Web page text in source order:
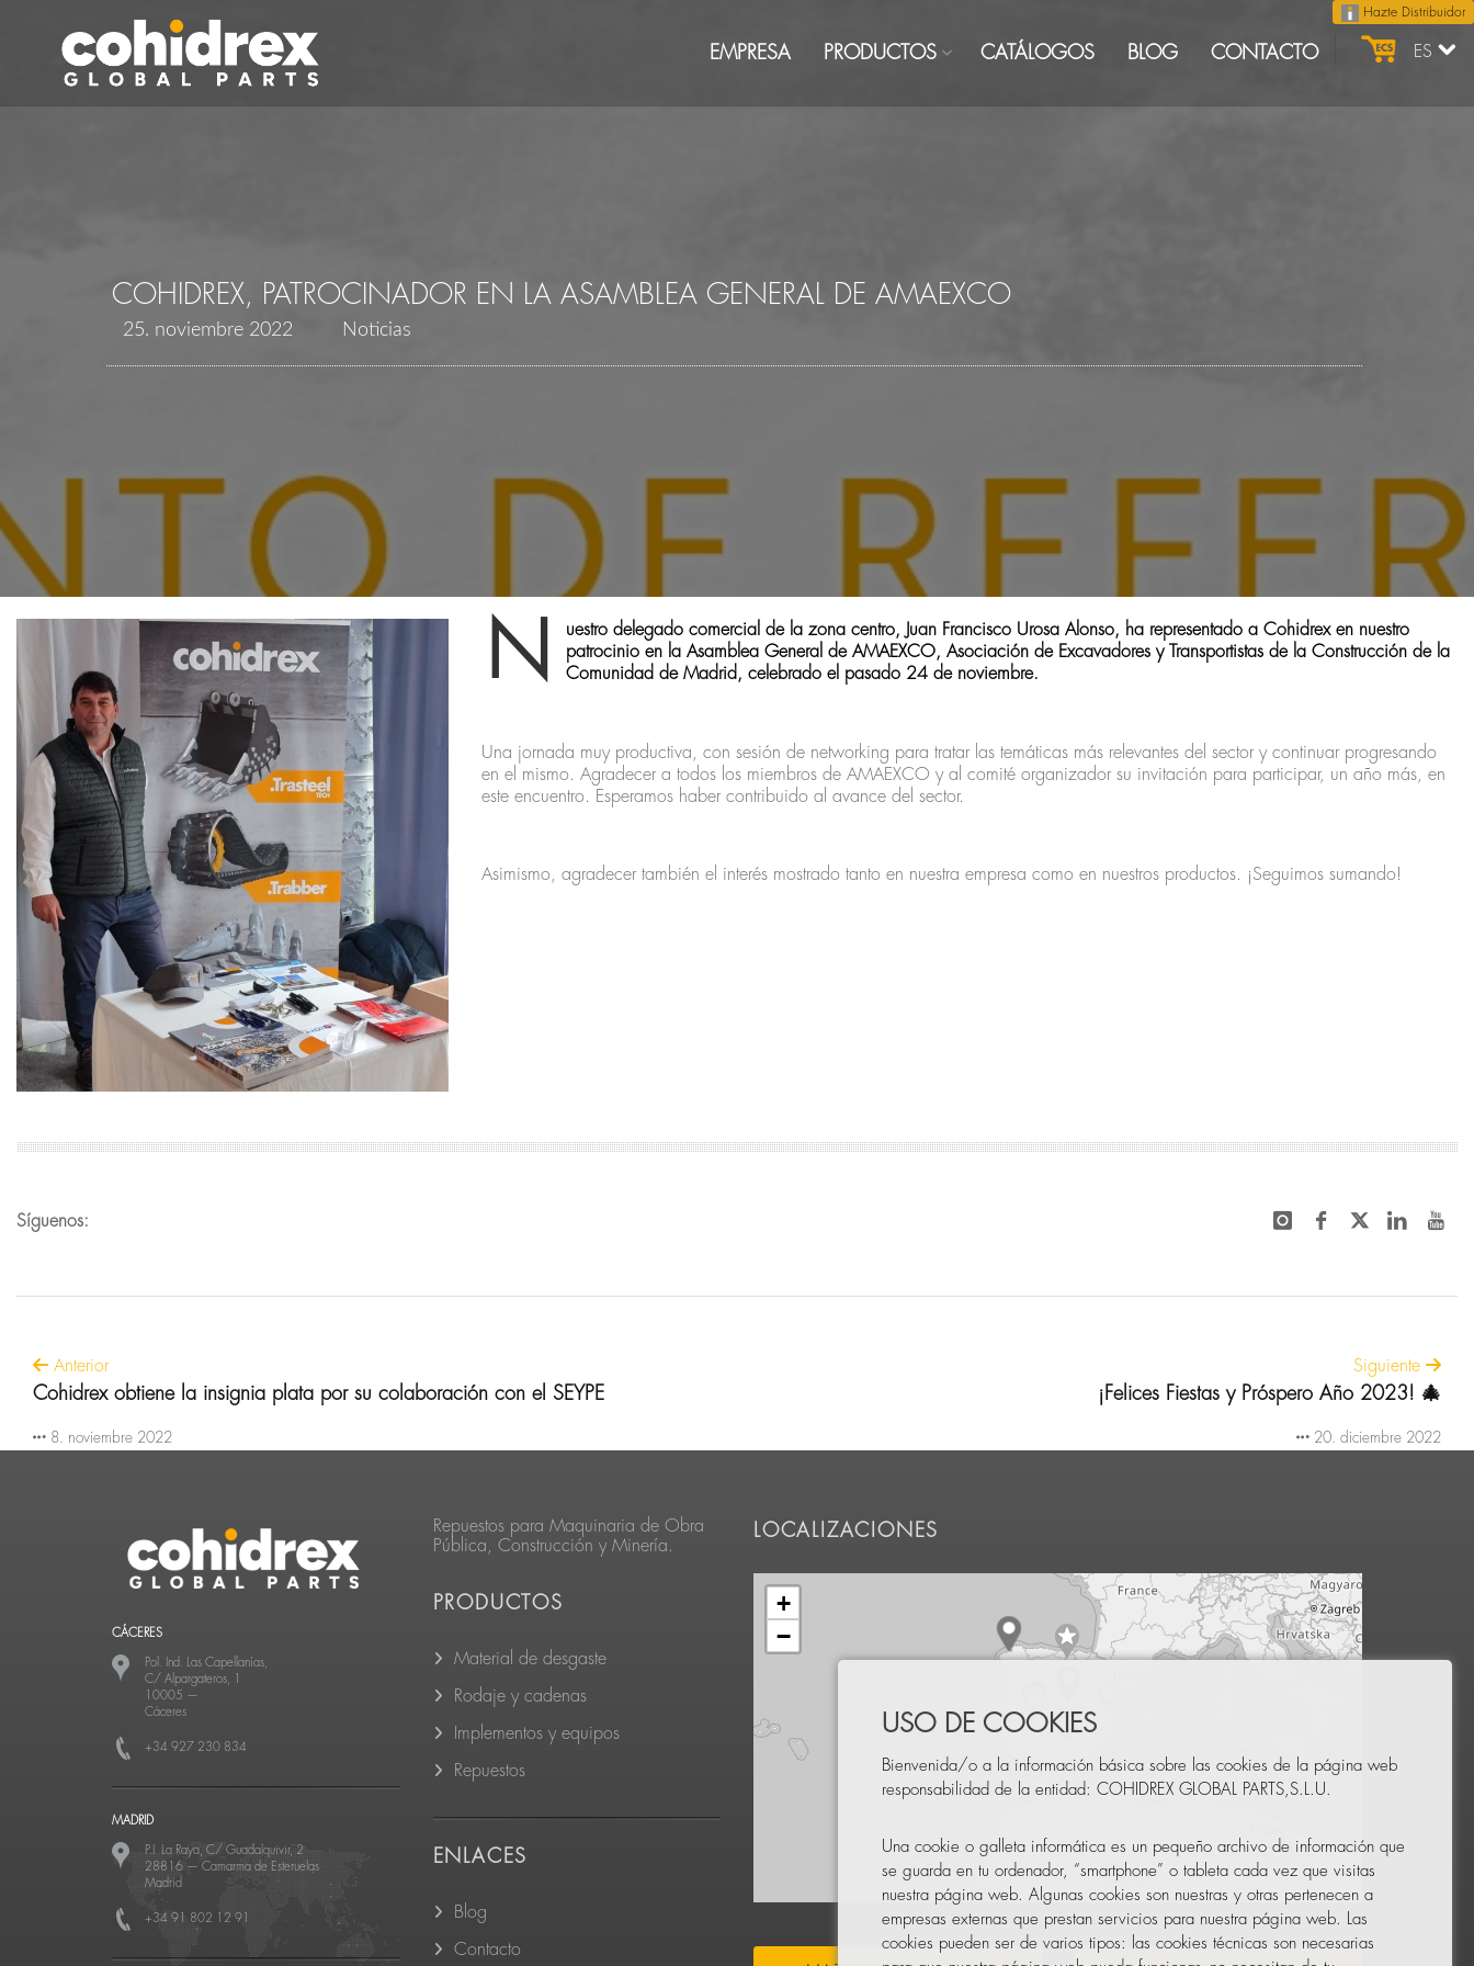
Hazte Distribuidor
ES
EMPRESA PRODUCTOS CATÁLOGOS BLOG CONTACTO
COHIDREX, PATROCINADOR EN LA ASAMBLEA GENERAL DE AMAEXCO
25. noviembre 2022 Noticias
N
uestro delegado comercial de la zona centro, Juan Francisco Urosa Alonso, ha representado a Cohidrex en nuestro
patrocinio en la Asamblea General de AMAEXCO, Asociación de Excavadores y Transportistas de la Construcción de la
Comunidad de Madrid, celebrado el pasado 24 de noviembre.
Una jornada muy productiva, con sesión de networking para tratar las temáticas más relevantes del sector y continuar progresando
en el mismo. Agradecer a todos los miembros de AMAEXCO y al comité organizador su invitación para participar, un año más, en
este encuentro. Esperamos haber contribuido al avance del sector.
Asimismo, agradecer también el interés mostrado tanto en nuestra empresa como en nuestros productos. ¡Seguimos sumando!
Síguenos:
Anterior
Cohidrex obtiene la insignia plata por su colaboración con el SEYPE
8. noviembre 2022
Siguiente
¡Felices Fiestas y Próspero Año 2023! 🎄
20. diciembre 2022
CÁCERES
Pol. Ind. Las Capellanías,
C/ Alpargateros, 1
10005 —
Cáceres
+34 927 230 834
MADRID
P.I. La Raya, C/ Guadalquivir, 2
28816 — Camarma de Esteruelas
Madrid
+34 91 802 12 91
Repuestos para Maquinaria de Obra
Pública, Construcción y Minería.
PRODUCTOS
Material de desgaste
Rodaje y cadenas
Implementos y equipos
Repuestos
ENLACES
Blog
Contacto
LOCALIZACIONES
+
−
Leaflet |© OpenStreetMap
USO DE COOKIES
Bienvenida/o a la información básica sobre las cookies de la página web
responsabilidad de la entidad: COHIDREX GLOBAL PARTS,S.L.U.
Una cookie o galleta informática es un pequeño archivo de información que
se guarda en tu ordenador, “smartphone” o tableta cada vez que visitas
nuestra página web. Algunas cookies son nuestras y otras pertenecen a
empresas externas que prestan servicios para nuestra página web. Las
cookies pueden ser de varios tipos: las cookies técnicas son necesarias